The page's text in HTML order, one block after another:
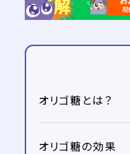
オリゴ糖とは？
オリゴ糖の効果